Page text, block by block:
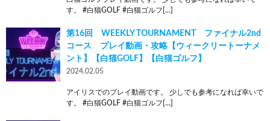
す。 #白猫GOLF #白猫ゴルフ[…]
第16回 WEEKLY TOURNAMENT ファイナル2nd
コース プレイ動画・攻略【ウィークリートーナメ
ント】【白猫GOLF】【白猫ゴルフ】
2024.02.05
アイリスでのプレイ動画です。 少しでも参考になれば幸いで
す。 #白猫GOLF #白猫ゴルフ[…]